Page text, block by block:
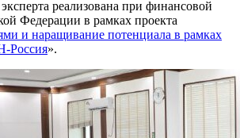
реализована при финансовой
Федерации в рамках проекта
и наращивание потенциала в рамках
Россия».